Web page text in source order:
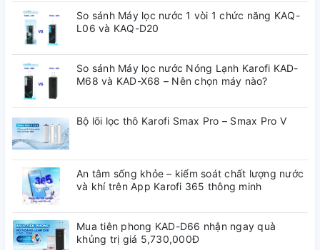
Điện áp 220V – 50 Hz
Điện năng
tiêu thụ
24w/h
Tự động
báo thay lõi
Có
Hiển thị
chất lượng
nước vào ra
Có
Thông báo
So sánh Máy lọc nước 1 vòi 1 chức năng KAQ-
L06 và KAQ-D20
So sánh Máy lọc nước Nóng Lạnh Karofi KAD-
M68 và KAD-X68 – Nên chọn máy nào?
Bộ lõi lọc thô Karofi Smax Pro – Smax Pro V
An tâm sống khỏe – kiểm soát chất lượng nước
và khí trên App Karofi 365 thông minh
Mua tiên phong KAD-D66 nhận ngay quà
khủng trị giá 5,730,000Đ